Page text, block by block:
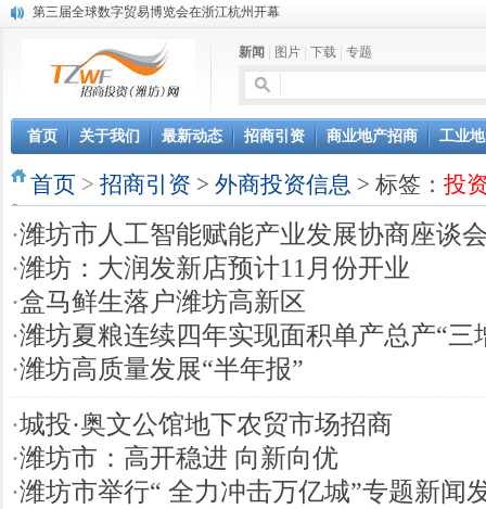
第三届全球数字贸易博览会在浙江杭州开幕
潍坊招商局讯：2024中日韩产业合作发展论坛开幕
昌乐大项目“拔节生长”赋能高质量发展
格润麦尔高端淀粉预混料智能制造项目顺利通过验收
潍坊招商局转：潍坊的冬日“秋景”
潍坊招商局转：潍坊历史名人--燕肃
香港上市公司投资信息
欢聚潍坊·2024青岛啤酒 畅享节今晚启幕
新闻 图片 下载 专题
首页 关于我们 最新动态 招商引资 商业地产招商 工业
首页 > 招商引资 > 外商投资信息 > 标签： 投
·潍坊市人工智能赋能产业发展协商座谈
·潍坊：大润发新店预计11月份开业
·盒马鲜生落户潍坊高新区
·潍坊夏粮连续四年实现面积单产总产“三
·潍坊高质量发展“半年报”
·城投·奥文公馆地下农贸市场招商
·潍坊市：高开稳进 向新向优
·潍坊市举行“ 全力冲击万亿城”专题新闻